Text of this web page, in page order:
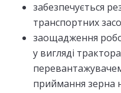
забезпечується
транспортних
заощадження
у вигляді
приймання зерна